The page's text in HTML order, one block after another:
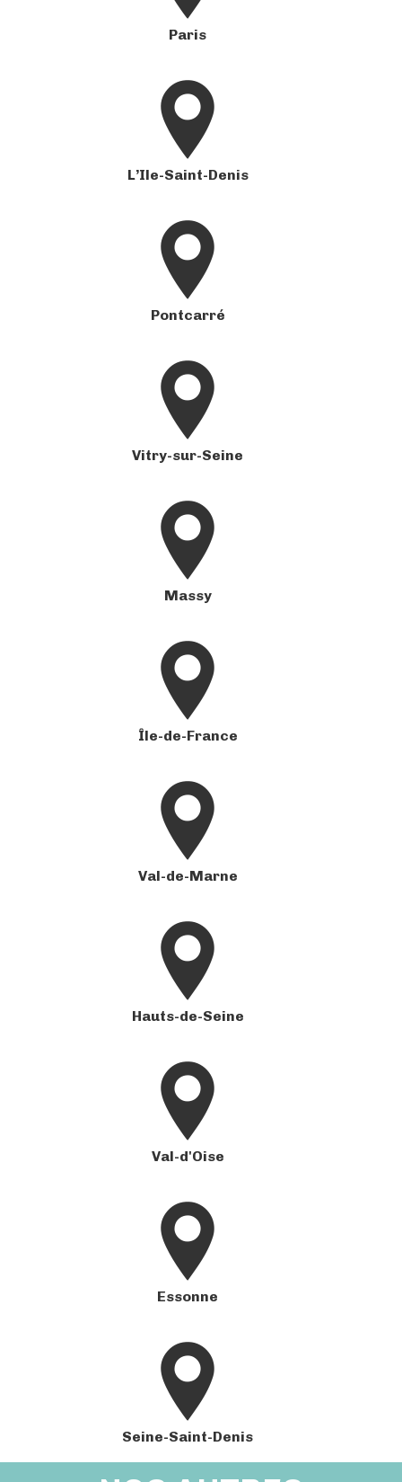
Paris
L’Ile-Saint-Denis
Pontcarré
Vitry-sur-Seine
Massy
Île-de-France
Val-de-Marne
Hauts-de-Seine
Val-d'Oise
Essonne
Seine-Saint-Denis